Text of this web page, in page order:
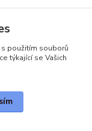
s použitím souborů
týkající se Vašich